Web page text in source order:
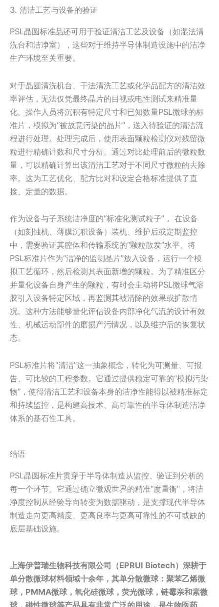
3. 清洁工艺与设备的验证
PSL晶圆标准品还可用于验证清洁工艺及设备（如湿法清
洗台和洁净室），这些对于维持半导体制造设施中的洁净
生产环境至关重要。
对于晶圆清洗机台、干法清洗工艺或化学品配方的清洁效
率评估，无法仅凭最终晶片的目视或电性测试来精准量
化。操作人员将沉积有特定尺寸和已知数量PSL微球的标
准片，模拟为“被故意污染的晶片”，送入待验证的清洁流
程进行处理。处理完成后，使用表面颗粒检测仪对残留微
粒进行精确计数和尺寸分析。通过对比处理前后的微粒数
量，可以精确计算出该清洁工艺对于不同尺寸微粒的去除
率。这为工艺优化、配方比对和设定合格标准提供了直
接、定量的数据。
作为设备与子系统洁净度的“标准化测试粒子”， 在设备
（如刻蚀机、薄膜沉积设备）装机、维护后或定期监控
中，需要验证其腔体和传输系统的“颗粒散发”水平。将
PSL标准片作为“洁净的监测晶片”放入设备，运行一个模
拟工艺循环，然后检测其表面新增的颗粒。为了精准区分
并量化设备自身产生的颗粒，有时会主动将PSL微球气溶
胶引入设备特定区域，再监测其被清除的效果或扩散情
况。这种方法能够量化评估设备内部净化气流的设计有效
性、机械运动部件的磨损产污情况，以及维护后的恢复状
态。
PSL标准片将“清洁”这一抽象概念，转化为可测量、可报
告、可比较的工程参数。它通过提供稳定可靠的“模拟污染
物”，使得清洁工艺和设备本身的洁净性能得以被精准标定
和持续监控，是构建高技术、高可靠性的半导体制造洁净
体系的基石性工具。
结语
PSL晶圆标准片贯穿于半导体制造从监控、验证到分析的
每一个环节。它通过确立微观世界的精准“度量衡”，将洁
净度控制从经验导向转变为数据驱动，是支撑现代半导体
制造走向更高精度、更高良率与更高可靠性的不可或缺的
底层基础设施。
上海伊普瑞生物科技有限公司（EPRUI Biotech）深耕于
单分散微球材料领域十余年，其单分散微球：聚苯乙烯微
球，PMMA微球，氧化硅微球，荧光微球，链霉亲和素微